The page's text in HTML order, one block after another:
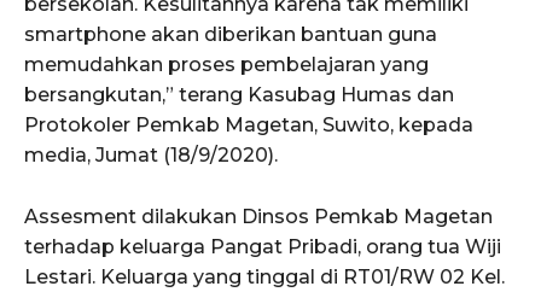
smartphone akan diberikan bantuan guna
memudahkan proses pembelajaran yang
bersangkutan,” terang Kasubag Humas dan
Protokoler Pemkab Magetan, Suwito, kepada
media, Jumat (18/9/2020).
Assesment dilakukan Dinsos Pemkab Magetan
terhadap keluarga Pangat Pribadi, orang tua Wiji
Lestari. Keluarga yang tinggal di RT01/RW 02 Kel.